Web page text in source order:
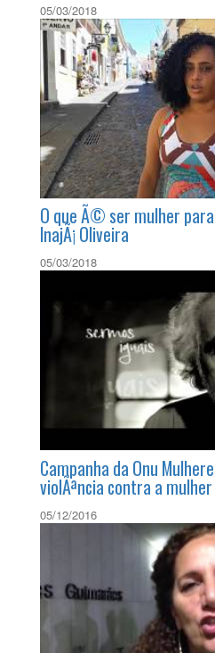
O que Ã© ser mulher
Juliana LeÃ£o
05/03/2018
O que Ã© ser mulher
InajÃ¡ Oliveira
Campanha da Onu
violÃªncia contra a mulher